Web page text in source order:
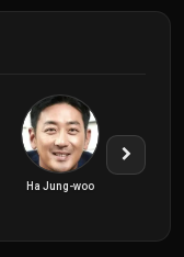
Ha Jung-woo